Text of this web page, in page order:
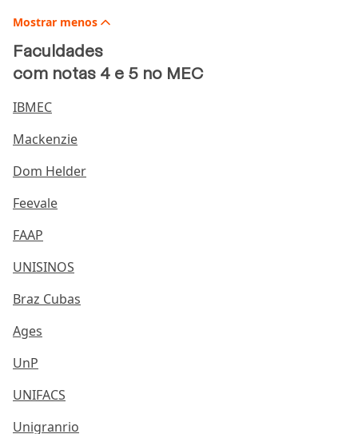
Mostrar menos
Faculdades
com notas 4 e 5 no MEC
IBMEC
Mackenzie
Dom Helder
Feevale
FAAP
UNISINOS
Braz Cubas
Ages
UnP
UNIFACS
Unigranrio